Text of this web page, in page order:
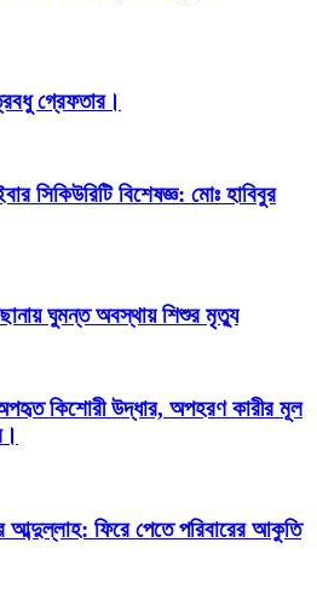
গ্রেফতার।
সিকিউরিটি বিশেষজ্ঞ: মোঃ হাবিবুর
ঘুমন্ত অবস্থায় শিশুর মৃত্যু
কিশোরী উদ্ধার, অপহরণ কারীর মূল
ফিরে পেতে পরিবারের আকুতি